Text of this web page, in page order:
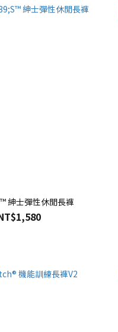
紳士彈性休閒長褲